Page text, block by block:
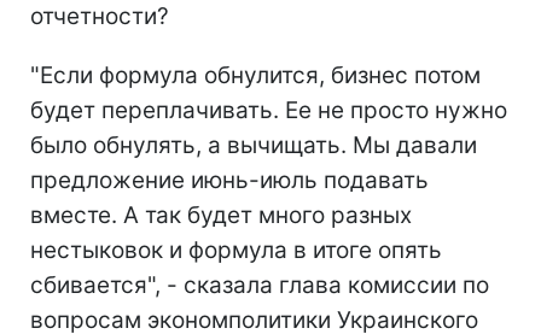
отчетности?
"Если формула обнулится, бизнес потом
будет переплачивать. Ее не просто нужно
было обнулять, а вычищать. Мы давали
предложение июнь-июль подавать
вместе. А так будет много разных
нестыковок и формула в итоге опять
сбивается", - сказала глава комиссии по
вопросам экономполитики Украинского